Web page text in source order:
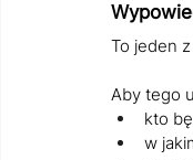
To jeden
Aby tego
kto
w